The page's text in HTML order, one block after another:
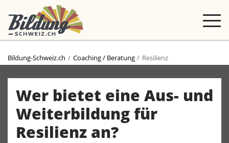
Bildung-Schweiz.ch Coaching / Beratung Resilienz
Wer bietet eine Aus- und
Weiterbildung für
Resilienz an?